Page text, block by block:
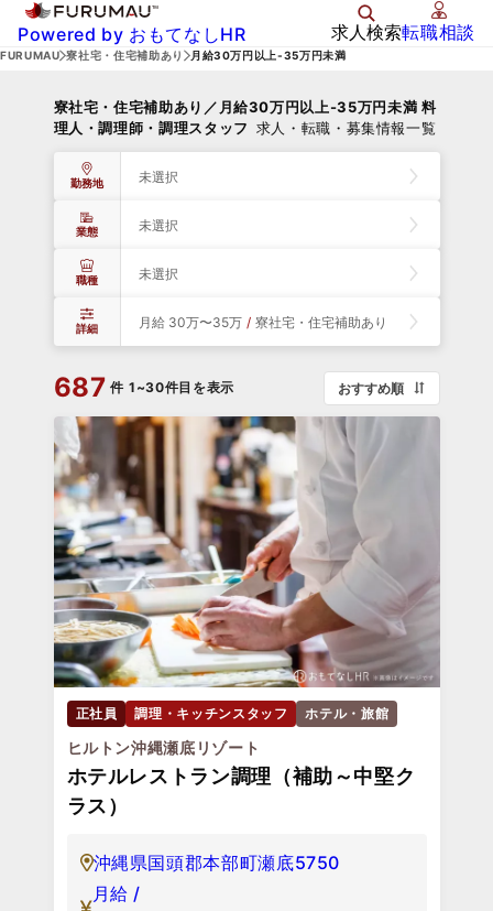
Powered by おもてなしHR 求人検索転職相談
FURUMAU 寮社宅・住宅補助あり 月給30万円以上-35万円未満
寮社宅・住宅補助あり／月給30万円以上-35万円未満 料
理人・調理師・調理スタッフ 求人・転職・募集情報一覧
勤務地 未選択
業態 未選択
職種 未選択
詳細 月給 30万〜35万 / 寮社宅・住宅補助あり
687 件 1~30件目を表示 おすすめ順
正社員 調理・キッチンスタッフ ホテル・旅館
ヒルトン沖縄瀬底リゾート
ホテルレストラン調理（補助～中堅ク
ラス）
沖縄県国頭郡本部町瀬底5750
月給 /